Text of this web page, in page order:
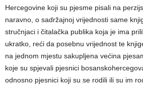
Hercegovine koji su pjesme pisali na
naravno, o sadržajnoj vrijednosti same
stručnjaci i čitalačka publika koja je ima
ukratko, reći da posebnu vrijednost te
na jednom mjestu sakupljena većina
koje su spjevali pjesnici
odnosno pjesnici koji su se rodili ili su im